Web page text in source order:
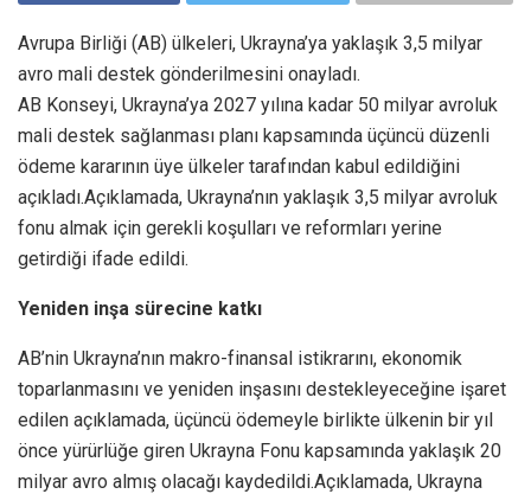
Avrupa Birliği (AB) ülkeleri, Ukrayna’ya yaklaşık 3,5 milyar
avro mali destek gönderilmesini onayladı.
AB Konseyi, Ukrayna’ya 2027 yılına kadar 50 milyar avroluk
mali destek sağlanması planı kapsamında üçüncü düzenli
ödeme kararının üye ülkeler tarafından kabul edildiğini
açıkladı.Açıklamada, Ukrayna’nın yaklaşık 3,5 milyar avroluk
fonu almak için gerekli koşulları ve reformları yerine
getirdiği ifade edildi.
Yeniden inşa sürecine katkı
AB’nin Ukrayna’nın makro-finansal istikrarını, ekonomik
toparlanmasını ve yeniden inşasını destekleyeceğine işaret
edilen açıklamada, üçüncü ödemeyle birlikte ülkenin bir yıl
önce yürürlüğe giren Ukrayna Fonu kapsamında yaklaşık 20
milyar avro almış olacağı kaydedildi.Açıklamada, Ukrayna